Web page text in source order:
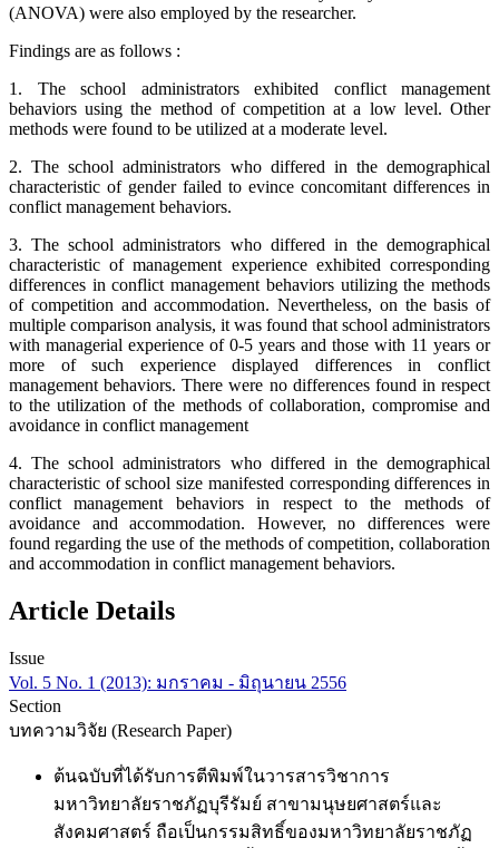
(ANOVA) were also employed by the researcher.
Findings are as follows :
1. The school administrators exhibited conflict management
behaviors using the method of competition at a low level. Other
methods were found to be utilized at a moderate level.
2. The school administrators who differed in the demographical
characteristic of gender failed to evince concomitant differences in
conflict management behaviors.
3. The school administrators who differed in the demographical
characteristic of management experience exhibited corresponding
differences in conflict management behaviors utilizing the methods
of competition and accommodation. Nevertheless, on the basis of
multiple comparison analysis, it was found that school administrators
with managerial experience of 0-5 years and those with 11 years or
more of such experience displayed differences in conflict
management behaviors. There were no differences found in respect
to the utilization of the methods of collaboration, compromise and
avoidance in conflict management
4. The school administrators who differed in the demographical
characteristic of school size manifested corresponding differences in
conflict management behaviors in respect to the methods of
avoidance and accommodation. However, no differences were
found regarding the use of the methods of competition, collaboration
and accommodation in conflict management behaviors.
Article Details
Issue
Vol. 5 No. 1 (2013): มกราคม - มิถุนายน 2556
Section
บทความวิจัย (Research Paper)
ต้นฉบับที่ได้รับการตีพิมพ์ในวารสารวิชาการ
มหาวิทยาลัยราชภัฏบุรีรัมย์ สาขามนุษยศาสตร์และ
สังคมศาสตร์ ถือเป็นกรรมสิทธิ์ของมหาวิทยาลัยราชภัฏ